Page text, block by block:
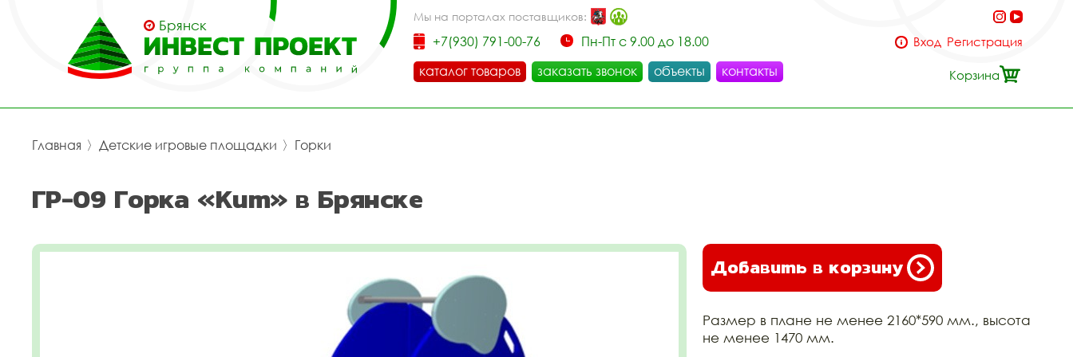
Брянск
Мы на порталах поставщиков:
+7(930) 791-00-76
Пн-Пт с 9.00 до 18.00
каталог товаров
заказать звонок объекты контакты
Вход Регистрация
Корзина
Главная 〉 Детские игровые площадки 〉 Горки
ГР-09 Горка «Кит» в Брянске
Добавить в корзину
Размер в плане не менее 2160*590 мм., высота
не менее 1470 мм.